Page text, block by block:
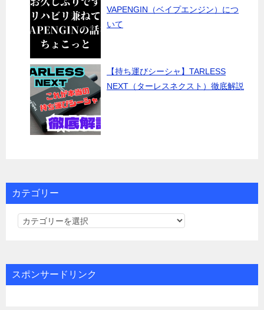
VAPENGIN（ベイプエンジン）につ
いて
【持ち運びシーシャ】TARLESS
NEXT（ターレスネクスト）徹底解説
カテゴリー
カ
リ
ー
スポンサードリンク